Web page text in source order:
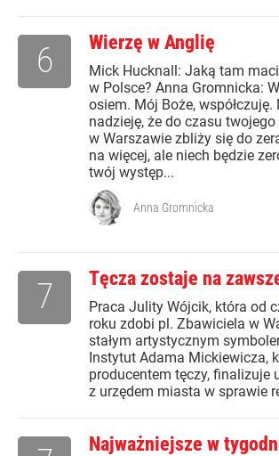
Wierzę w Anglię
Mick Hucknall: Jaką tam
w Polsce? Anna Gromnicka:
osiem. Mój Boże, współczuję.
nadzieję, że do czasu
w Warszawie zbliży się do
na więcej, ale niech będzie
twój występ...
6
Anna Gromnicka
Tęcza zostaje na
Praca Julity Wójcik, która od
roku zdobi pl. Zbawiciela w
stałym artystycznym
Instytut Adama Mickiewicza,
producentem tęczy, finalizuje
z urzędem miasta w sprawie
7
Najważniejsze w